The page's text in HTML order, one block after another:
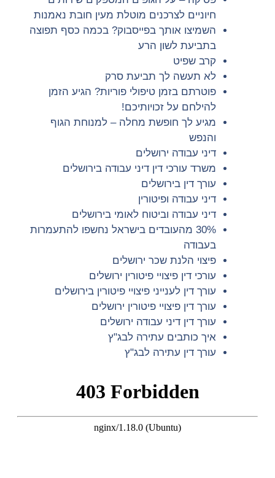
חיוניים לצרכנים מוטלת מעין חובת נאמנות
השמיצו אותך בפייסבוק? בכמה כסף תפוצה
בתביעת לשון הרע
קרב שפיט
לא תעשה לך תביעת סרק
פוטרתם בזמן טיפולי פוריות? הגיע הזמן
להילחם על זכויותיכם!
מגיע לך חופשת מחלה – למנוחת הגוף
והנפש
דיני עבודה ירושלים
משרד עורכי דין דיני עבודה בירושלים
עורך דין בירושלים
דיני עבודה ופיטורין
דיני עבודה וביטוח לאומי בירושלים
30% מהעובדים בישראל נחשפו להתעמרות
בעבודה
פיצוי הלנת שכר ירושלים
עורכי דין פיצויי פיטורין ירושלים
עורך דין לענייני פיצויי פיטורין בירושלים
עורך דין פיצויי פיטורין ירושלים
עורך דין דיני עבודה ירושלים
איך כותבים עתירה לבג"ץ
עורך דין עתירה לבג"ץ